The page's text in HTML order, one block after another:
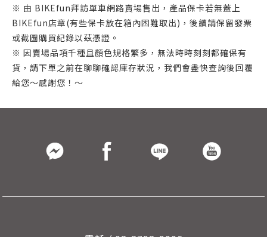
※ 由 BIKEfun拜訪單車網路賣場售出，產品保卡若無蓋上
BIKEfun店章(有些保卡放在箱內困難取出)，後續請保留發票
或截圖購買紀錄以茲憑證。
※ 因賣場品項千種且顏色規格繁多，無法時時刻刻都確保有
貨，請下單之前在聊聊確認庫存狀況，我們會盡快查詢後回覆
給您～感謝您！～